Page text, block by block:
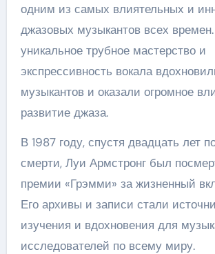
одним из самых влиятельных и
джазовых музыкантов всех
уникальное трубное мастерство и
экспрессивность вокала
музыкантов и оказали огромное
развитие джаза.
В 1987 году, спустя двадцать лет
смерти, Луи Армстронг был
премии «Грэмми» за жизненный
Его архивы и записи стали
изучения и вдохновения для
исследователей по всему миру.